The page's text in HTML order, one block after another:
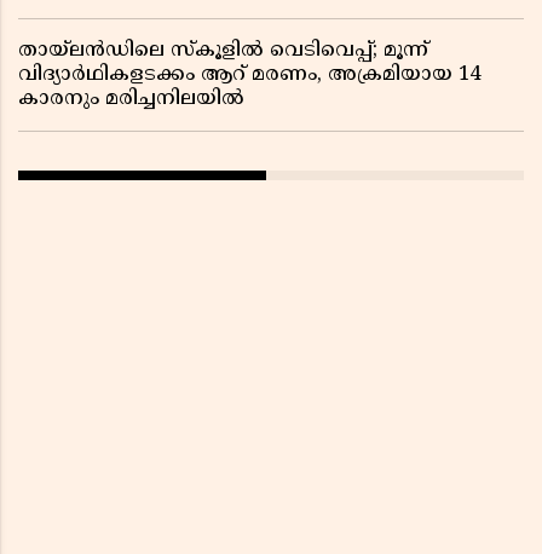
തായ്‌ലൻഡിലെ സ്‌കൂളിൽ വെടിവെപ്പ്; മൂന്ന്
വിദ്യാർഥികളടക്കം ആറ് മരണം, അക്രമിയായ 14
കാരനും മരിച്ചനിലയിൽ